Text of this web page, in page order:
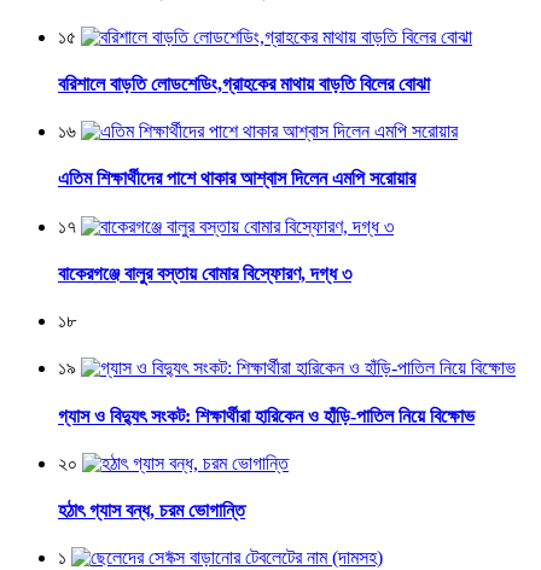
১৫
বরিশালে বাড়তি লোডশেডিং,গ্রাহকের মাথায় বাড়তি বিলের বোঝা
১৬
এতিম শিক্ষার্থীদের পাশে থাকার আশ্বাস দিলেন এমপি সরোয়ার
১৭
বাকেরগঞ্জে বালুর বস্তায় বোমার বিস্ফোরণ, দগ্ধ ৩
১৮
১৯
গ্যাস ও বিদ্যুৎ সংকট: শিক্ষার্থীরা হারিকেন ও হাঁড়ি-পাতিল নিয়ে বিক্ষোভ
২০
হঠাৎ গ্যাস বন্ধ, চরম ভোগান্তি
১